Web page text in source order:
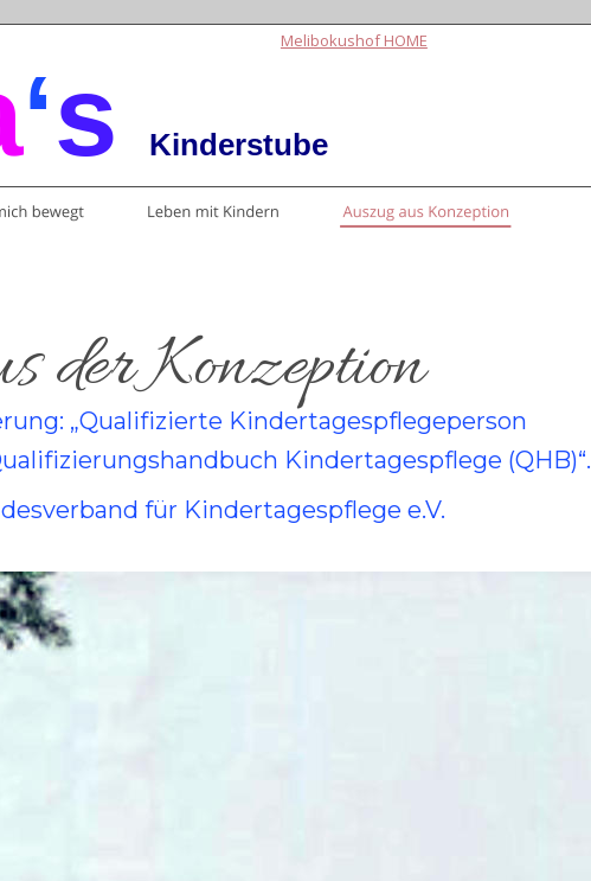
der Konzeption
„Qualifizierte Kindertagespflegeperson
Kindertagespflege (QHB)“.
für Kindertagespflege e.V.
‘s Kinderstube
Melibokushof HOME